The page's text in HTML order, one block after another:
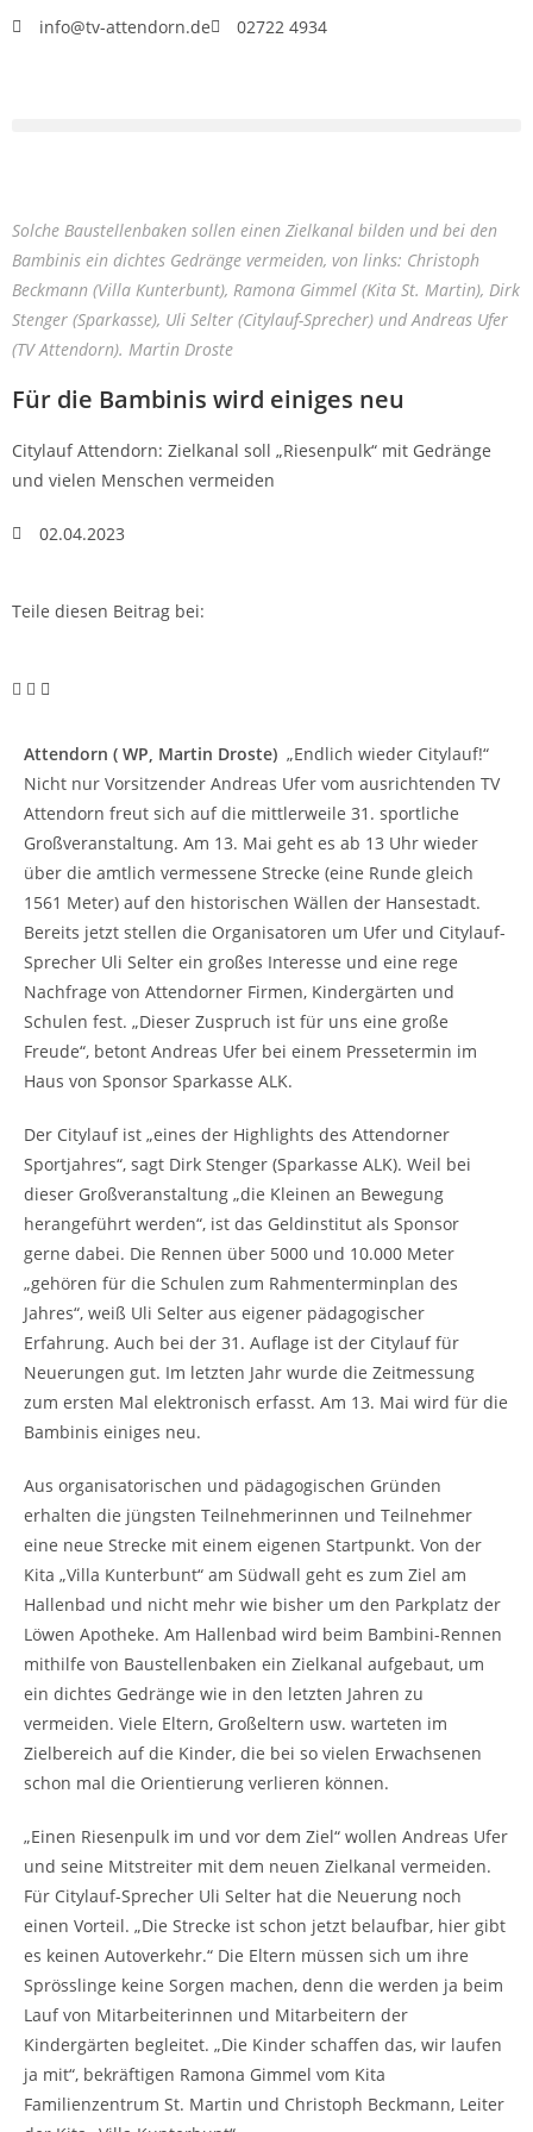
info@tv-attendorn.de 02722 4934
Für die Bambinis wird einiges neu
Citylauf Attendorn: Zielkanal soll „Riesenpulk“ mit Gedränge
und vielen Menschen vermeiden
02.04.2023
Teile diesen Beitrag bei:
Solche Baustellenbaken sollen einen Zielkanal bilden und bei den
Bambinis ein dichtes Gedränge vermeiden, von links: Christoph
Beckmann (Villa Kunterbunt), Ramona Gimmel (Kita St. Martin), Dirk
Stenger (Sparkasse), Uli Selter (Citylauf-Sprecher) und Andreas Ufer
(TV Attendorn). Martin Droste
Attendorn ( WP, Martin Droste) „Endlich wieder Citylauf!“
Nicht nur Vorsitzender Andreas Ufer vom ausrichtenden TV
Attendorn freut sich auf die mittlerweile 31. sportliche
Großveranstaltung. Am 13. Mai geht es ab 13 Uhr wieder
über die amtlich vermessene Strecke (eine Runde gleich
1561 Meter) auf den historischen Wällen der Hansestadt.
Bereits jetzt stellen die Organisatoren um Ufer und Citylauf-
Sprecher Uli Selter ein großes Interesse und eine rege
Nachfrage von Attendorner Firmen, Kindergärten und
Schulen fest. „Dieser Zuspruch ist für uns eine große
Freude“, betont Andreas Ufer bei einem Pressetermin im
Haus von Sponsor Sparkasse ALK.
Der Citylauf ist „eines der Highlights des Attendorner
Sportjahres“, sagt Dirk Stenger (Sparkasse ALK). Weil bei
dieser Großveranstaltung „die Kleinen an Bewegung
herangeführt werden“, ist das Geldinstitut als Sponsor
gerne dabei. Die Rennen über 5000 und 10.000 Meter
„gehören für die Schulen zum Rahmenterminplan des
Jahres“, weiß Uli Selter aus eigener pädagogischer
Erfahrung. Auch bei der 31. Auflage ist der Citylauf für
Neuerungen gut. Im letzten Jahr wurde die Zeitmessung
zum ersten Mal elektronisch erfasst. Am 13. Mai wird für die
Bambinis einiges neu.
Aus organisatorischen und pädagogischen Gründen
erhalten die jüngsten Teilnehmerinnen und Teilnehmer
eine neue Strecke mit einem eigenen Startpunkt. Von der
Kita „Villa Kunterbunt“ am Südwall geht es zum Ziel am
Hallenbad und nicht mehr wie bisher um den Parkplatz der
Löwen Apotheke. Am Hallenbad wird beim Bambini-Rennen
mithilfe von Baustellenbaken ein Zielkanal aufgebaut, um
ein dichtes Gedränge wie in den letzten Jahren zu
vermeiden. Viele Eltern, Großeltern usw. warteten im
Zielbereich auf die Kinder, die bei so vielen Erwachsenen
schon mal die Orientierung verlieren können.
„Einen Riesenpulk im und vor dem Ziel“ wollen Andreas Ufer
und seine Mitstreiter mit dem neuen Zielkanal vermeiden.
Für Citylauf-Sprecher Uli Selter hat die Neuerung noch
einen Vorteil. „Die Strecke ist schon jetzt belaufbar, hier gibt
es keinen Autoverkehr.“ Die Eltern müssen sich um ihre
Sprösslinge keine Sorgen machen, denn die werden ja beim
Lauf von Mitarbeiterinnen und Mitarbeitern der
Kindergärten begleitet. „Die Kinder schaffen das, wir laufen
ja mit“, bekräftigen Ramona Gimmel vom Kita
Familienzentrum St. Martin und Christoph Beckmann, Leiter